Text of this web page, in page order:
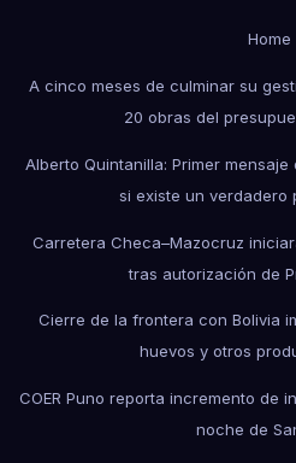
Home
A cinco meses de culminar su
20 obras del
Alberto Quintanilla: Primer
si existe un verdadero
Carretera Checa–Mazocruz
tras autorización de
Cierre de la frontera con Bolivia
huevos y otros
COER Puno reporta incremento de
noche de